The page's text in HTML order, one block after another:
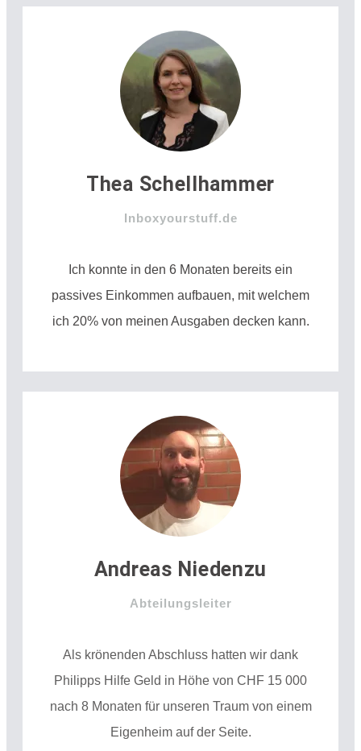
Thea Schellhammer
Inboxyourstuff.de
Ich konnte in den 6 Monaten bereits ein
passives Einkommen aufbauen, mit welchem
ich 20% von meinen Ausgaben decken kann.
Andreas Niedenzu
Abteilungsleiter
Als krönenden Abschluss hatten wir dank
Philipps Hilfe Geld in Höhe von CHF 15 000
nach 8 Monaten für unseren Traum von einem
Eigenheim auf der Seite.